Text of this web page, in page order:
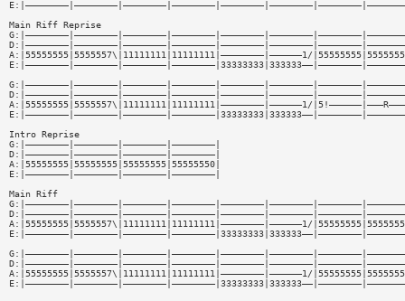
Main Riff Reprise
A:|55555555|5555557\|11111111|11111111|————————|——————1/
A:|55555555|5555557\|11111111|11111111|————————|——————1/
Intro Reprise
G:|————————|————————|————————|————————|
D:|————————|————————|————————|————————|
A:|55555555|55555555|55555555|55555550|
E:|————————|————————|————————|————————|
Main Riff
A:|55555555|5555557\|11111111|11111111|————————|——————1/
A:|55555555|5555557\|11111111|11111111|————————|——————1/